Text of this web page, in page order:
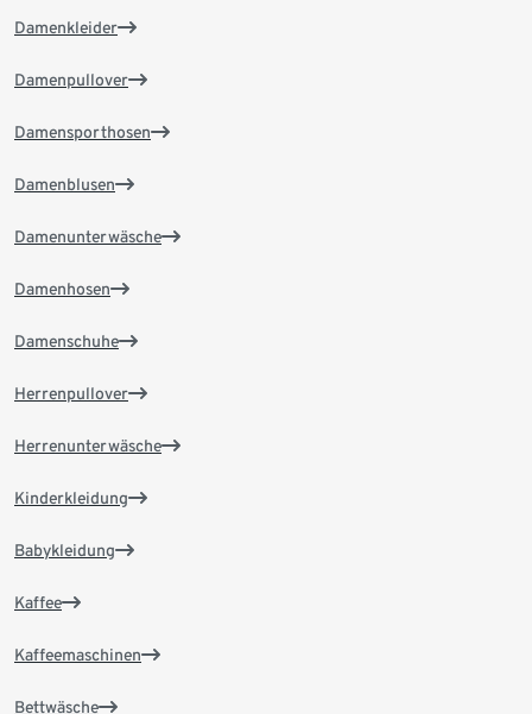
Damenkleider
Damenpullover
Damensporthosen
Damenblusen
Damenunterwäsche
Damenhosen
Damenschuhe
Herrenpullover
Herrenunterwäsche
Kinderkleidung
Babykleidung
Kaffee
Kaffeemaschinen
Bettwäsche